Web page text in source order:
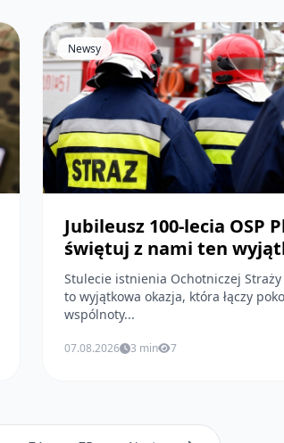
Newsy
Jubileusz 100-lecia OSP
świętuj z nami ten
Stulecie istnienia Ochotniczej
to wyjątkowa okazja, która łączy
wspólnoty...
07.08.2026 3 min 7